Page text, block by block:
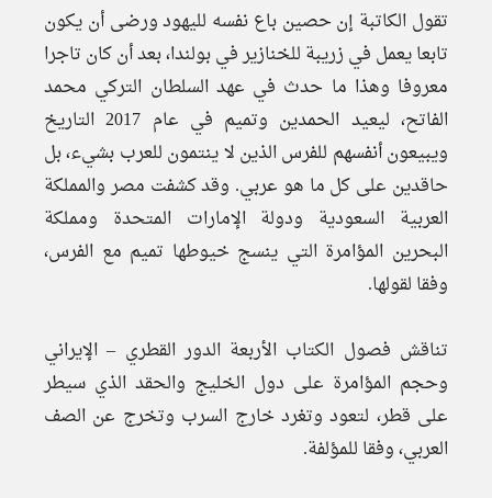
تقول الكاتبة إن حصين باع نفسه لليهود ورضى أن يكون
تابعا يعمل في زريبة للخنازير في بولندا، بعد أن كان تاجرا
معروفا وهذا ما حدث في عهد السلطان التركي محمد
الفاتح، ليعيد الحمدين وتميم في عام 2017 التاريخ
ويبيعون أنفسهم للفرس الذين لا ينتمون للعرب بشيء، بل
حاقدين على كل ما هو عربي. وقد كشفت مصر والمملكة
العربية السعودية ودولة الإمارات المتحدة ومملكة
البحرين المؤامرة التي ينسج خيوطها تميم مع الفرس،
وفقا لقولها.
تناقش فصول الكتاب الأربعة الدور القطري – الإيراني
وحجم المؤامرة على دول الخليج والحقد الذي سيطر
على قطر، لتعود وتغرد خارج السرب وتخرج عن الصف
العربي، وفقا للمؤلفة.